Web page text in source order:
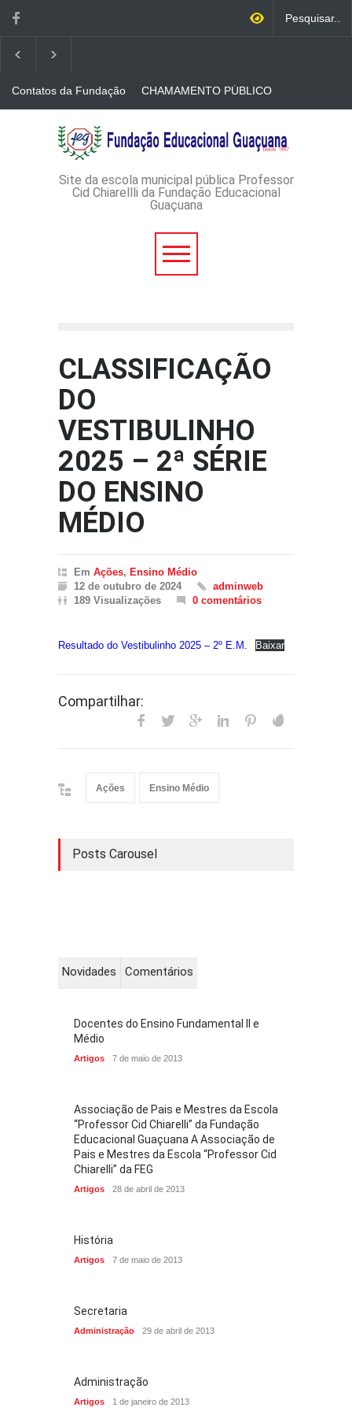
Contatos da Fundação
CHAMAMENTO PÚBLICO
CREDENCIAMENTO DE
IMPRESSOS
AVISO DE DISPENSA DE
LICITAÇÃO - DISPENSA DE
LICITAÇÃO Nº 53/2026-
ADMINISTRATIVO Nº
Site da escola municipal pública Professor
Cid Chiarellli da Fundação Educacional
Guaçuana
CLASSIFICAÇÃO
DO
VESTIBULINHO
2025 – 2ª SÉRIE
DO ENSINO
MÉDIO
Em Ações, Ensino Médio
12 de outubro de 2024
adminweb
189 Visualizações
0 comentários
Resultado do Vestibulinho 2025 – 2º E.M. Baixar
Compartilhar:
Ações Ensino Médio
Posts Carousel
Novidades Comentários
Docentes do Ensino Fundamental II e
Médio
Artigos 7 de maio de 2013
Associação de Pais e Mestres da Escola
“Professor Cid Chiarelli” da Fundação
Educacional Guaçuana A Associação de
Pais e Mestres da Escola “Professor Cid
Chiarelli” da FEG
Artigos 28 de abril de 2013
História
Artigos 7 de maio de 2013
Secretaria
Administração 29 de abril de 2013
Administração
Artigos 1 de janeiro de 2013